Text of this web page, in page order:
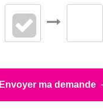
Envoyer ma demande